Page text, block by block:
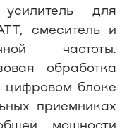
для
смеситель и
частоты.
обработка
цифровом блоке
приемниках
мощности